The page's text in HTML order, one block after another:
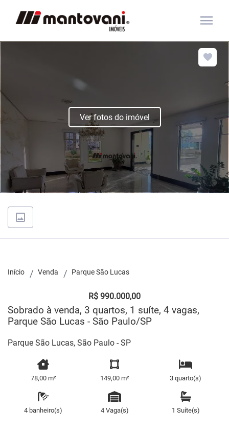
menu
Ver fotos do imóvel
Início Venda Parque São Lucas
R$ 990.000,00
Sobrado à venda, 3 quartos, 1 suíte, 4 vagas,
Parque São Lucas - São Paulo/SP
Parque São Lucas, São Paulo - SP
78,00 m² 149,00 m² 3 quarto(s)
4 banheiro(s) 4 Vaga(s) 1 Suíte(s)